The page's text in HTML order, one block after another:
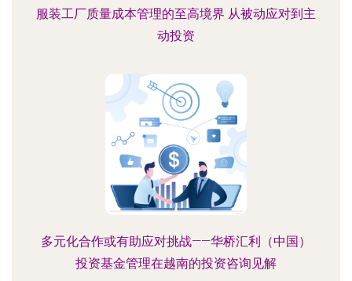
服装工厂质量成本管理的至高境界 从被动应对到主
动投资
多元化合作或有助应对挑战——华桥汇利（中国）
投资基金管理在越南的投资咨询见解